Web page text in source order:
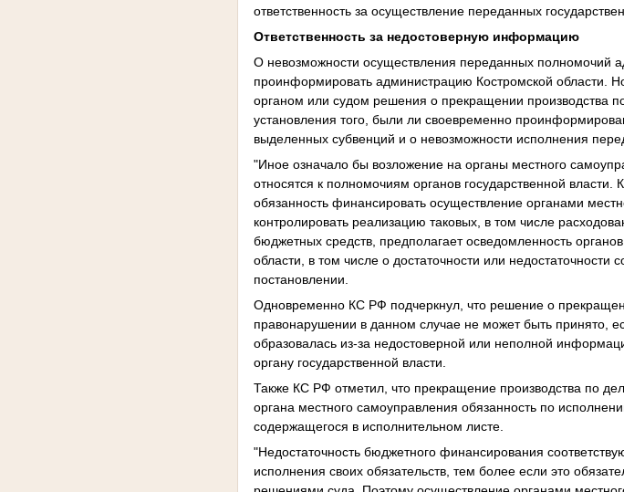
ответственность за осуществление переданных
Ответственность за недостоверную информацию
О невозможности осуществления переданных полномочий
проинформировать администрацию Костромской области.
органом или судом решения о прекращении производства
установления того, были ли своевременно
выделенных субвенций и о невозможности исполнения
"Иное означало бы возложение на органы местного
относятся к полномочиям органов государственной
обязанность финансировать осуществление органами
контролировать реализацию таковых, в том числе
бюджетных средств, предполагает осведомленность
области, в том числе о достаточности или
постановлении.
Одновременно КС РФ подчеркнул, что решение о
правонарушении в данном случае не может быть принято,
образовалась из-за недостоверной или неполной
органу государственной власти.
Также КС РФ отметил, что прекращение производства по
органа местного самоуправления обязанность по
содержащегося в исполнительном листе.
"Недостаточность бюджетного финансирования
исполнения своих обязательств, тем более если это